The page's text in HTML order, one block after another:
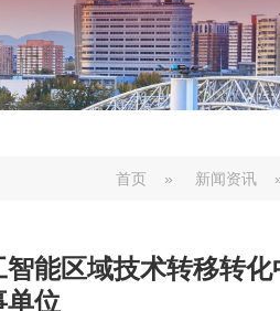
首页 » 新闻资讯
能区域技术转移转化
单位